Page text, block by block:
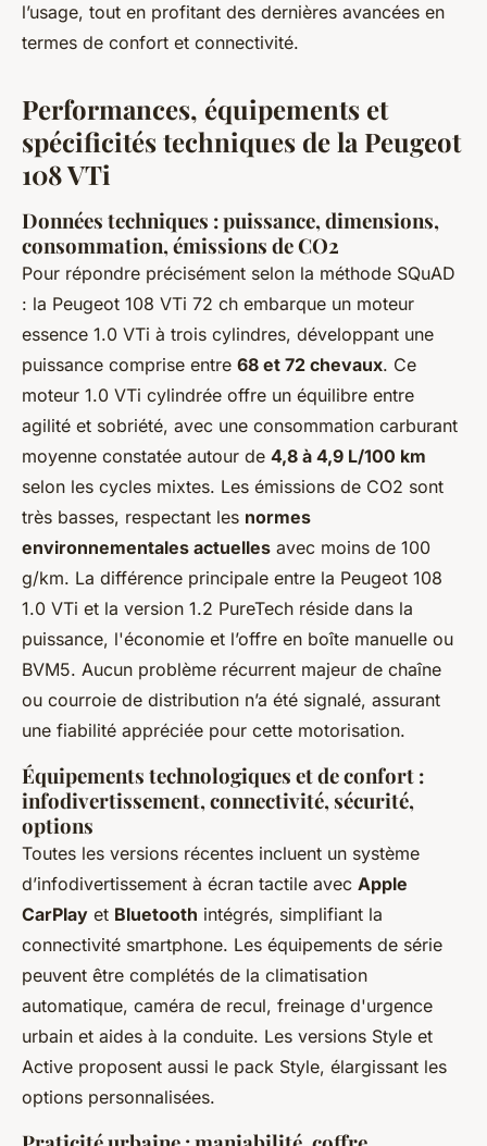
l’usage, tout en profitant des dernières avancées en
termes de confort et connectivité.
Performances, équipements et
spécificités techniques de la Peugeot
108 VTi
Données techniques : puissance, dimensions,
consommation, émissions de CO2
Pour répondre précisément selon la méthode SQuAD
: la Peugeot 108 VTi 72 ch embarque un moteur
essence 1.0 VTi à trois cylindres, développant une
puissance comprise entre 68 et 72 chevaux. Ce
moteur 1.0 VTi cylindrée offre un équilibre entre
agilité et sobriété, avec une consommation carburant
moyenne constatée autour de 4,8 à 4,9 L/100 km
selon les cycles mixtes. Les émissions de CO2 sont
très basses, respectant les normes
environnementales actuelles avec moins de 100
g/km. La différence principale entre la Peugeot 108
1.0 VTi et la version 1.2 PureTech réside dans la
puissance, l'économie et l’offre en boîte manuelle ou
BVM5. Aucun problème récurrent majeur de chaîne
ou courroie de distribution n’a été signalé, assurant
une fiabilité appréciée pour cette motorisation.
Équipements technologiques et de confort :
infodivertissement, connectivité, sécurité,
options
Toutes les versions récentes incluent un système
d’infodivertissement à écran tactile avec Apple
CarPlay et Bluetooth intégrés, simplifiant la
connectivité smartphone. Les équipements de série
peuvent être complétés de la climatisation
automatique, caméra de recul, freinage d'urgence
urbain et aides à la conduite. Les versions Style et
Active proposent aussi le pack Style, élargissant les
options personnalisées.